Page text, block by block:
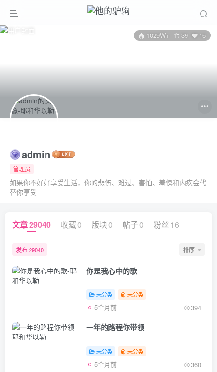
1029W+ 39 16
admin
管理员
如果你不好好享受生活，你的悲伤、难过、害怕、羞愧和内疚会代
替你享受
文章29040 收藏0 版块 0 帖子0 粉丝 16
发布 29040 排序
你是我心中的歌
未分类 未分类
5个月前 394
一年的路程你带领
未分类 未分类
5个月前 360